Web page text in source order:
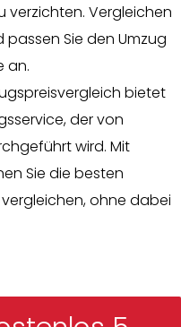
verzichten. Vergleichen
Sie den Umzug
an.
bietet
der von
wird. Mit
Sie die besten
ohne dabei